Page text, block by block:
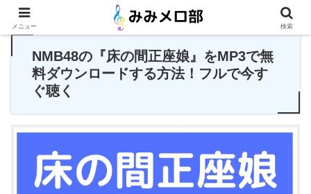
PR
NMB48の『床の間正座娘』をMP3で無
料ダウンロードする方法！フルで今す
ぐ聴く
メニュー 検索